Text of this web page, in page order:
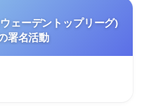
ェーデントップリーグ)
署名活動